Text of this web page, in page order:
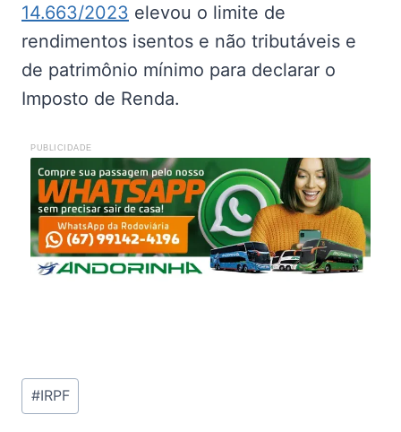
14.663/2023 elevou o limite de
rendimentos isentos e não tributáveis e
de patrimônio mínimo para declarar o
Imposto de Renda.
PUBLICIDADE
Tags
do
#IRPF